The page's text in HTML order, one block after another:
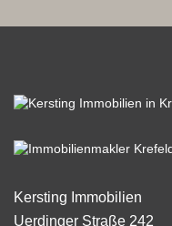
Kersting Immobilien
Uerdinger Straße 242